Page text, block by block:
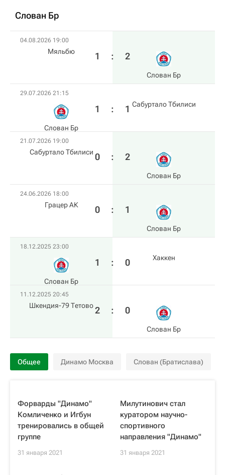
Слован Бр
04.08.2026 19:00
Мяльбю 1 : 2
Слован Бр
29.07.2026 21:15
Слован Бр
1 : 1 Сабуртало Тбилиси
21.07.2026 19:00
Сабуртало Тбилиси 0 : 2
Слован Бр
24.06.2026 18:00
Грацер АК 0 : 1
Слован Бр
18.12.2025 23:00
Слован Бр
1 : 0 Хаккен
11.12.2025 20:45
Шкендия-79 Тетово2 : 0
Слован Бр
Общее Динамо Москва Слован (Братислава)
Форварды "Динамо"
Комличенко и Игбун
тренировались в общей
группе
31 января 2021
Милутинович стал
куратором научно-
спортивного
направления "Динамо"
31 января 2021